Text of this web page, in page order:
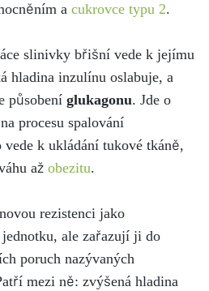
a cukrovce typu 2.
slinivky břišní vede k jejímu
hladina inzulínu oslabuje, a
působení glukagonu. Jde o
procesu spalování
vede k ukládání tukové tkáně,
až obezitu.
rezistenci jako
jednotku, ale zařazují ji do
poruch nazývaných
mezi ně: zvýšená hladina